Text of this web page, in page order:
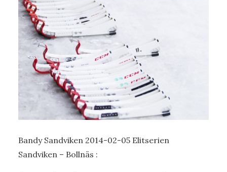
Bandy Sandviken 2014-02-05 Elitserien
Sandviken – Bollnäs :